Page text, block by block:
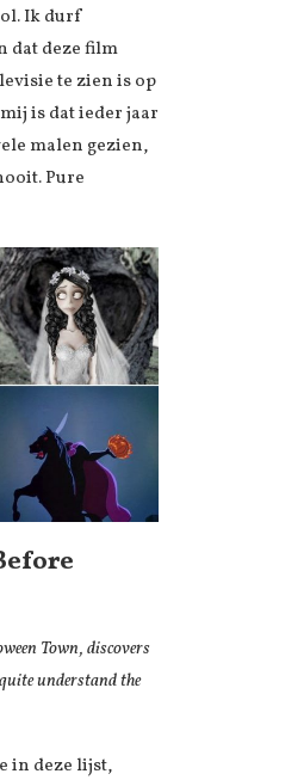
Ik durf
dat deze film
te zien is op
is dat ieder jaar
malen gezien,
Pure
Town, discovers
understand the
in deze lijst,